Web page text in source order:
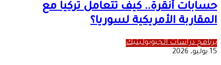
حسابات أنقرة.. كيف تتعامل تركيا مع
المقاربة الأمريكية لسوريا؟
برنامج دراسات الجيوبوليتيك
15 يوليو، 2026